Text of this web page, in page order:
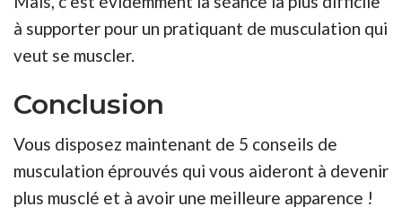
à supporter pour un pratiquant de musculation qui
veut se muscler.
Conclusion
Vous disposez maintenant de 5 conseils de
musculation éprouvés qui vous aideront à devenir
plus musclé et à avoir une meilleure apparence !